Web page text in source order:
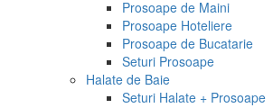
Prosoape de Maini
Prosoape Hoteliere
Prosoape de Bucatarie
Seturi Prosoape
Halate de Baie
Seturi Halate + Prosoape